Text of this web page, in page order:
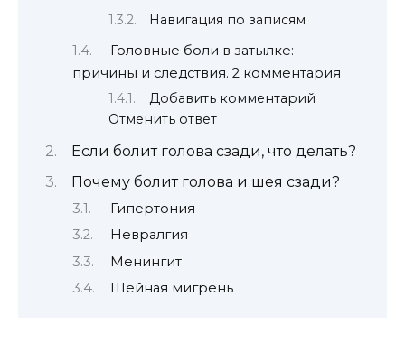
Навигация по записям
Головные боли в затылке:
причины и следствия. 2 комментария
Добавить комментарий
Отменить ответ
Если болит голова сзади, что делать?
Почему болит голова и шея сзади?
Гипертония
Невралгия
Менингит
Шейная мигрень